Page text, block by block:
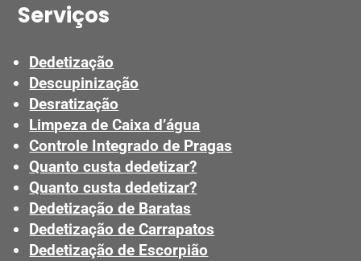
Serviços
Dedetização
Descupinização
Desratização
Limpeza de Caixa d’água
Controle Integrado de Pragas
Quanto custa dedetizar?
Quanto custa dedetizar?
Dedetização de Baratas
Dedetização de Carrapatos
Dedetização de Escorpião